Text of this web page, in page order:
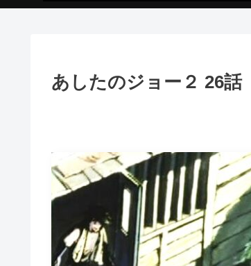
あしたのジョー２ 26話